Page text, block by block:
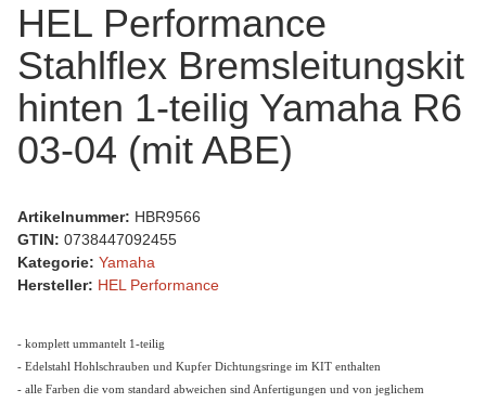
HEL Performance
Stahlflex Bremsleitungskit
hinten 1-teilig Yamaha R6
03-04 (mit ABE)
Artikelnummer: HBR9566
GTIN: 0738447092455
Kategorie: Yamaha
Hersteller: HEL Performance
- komplett ummantelt 1-teilig
- Edelstahl Hohlschrauben und Kupfer Dichtungsringe im KIT enthalten
- alle Farben die vom standard abweichen sind Anfertigungen und von jeglichem